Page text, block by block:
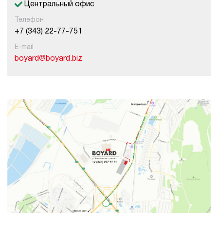
Центральный офис
Телефон
+7 (343) 22-77-751
E-mail
boyard@boyard.biz